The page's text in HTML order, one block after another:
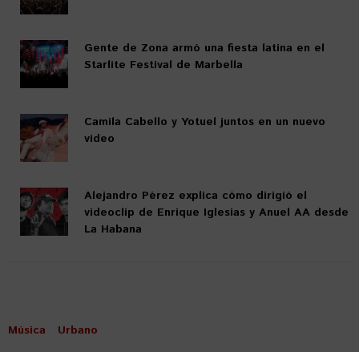
Gente de Zona armó una fiesta latina en el
Starlite Festival de Marbella
Camila Cabello y Yotuel juntos en un nuevo
video
Alejandro Pérez explica cómo dirigió el
videoclip de Enrique Iglesias y Anuel AA desde
La Habana
Música Urbano